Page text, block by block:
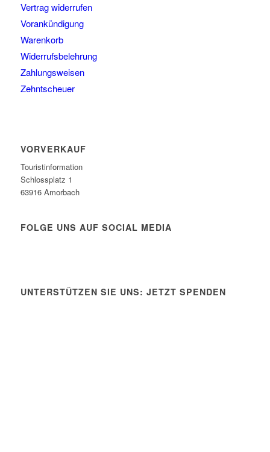
Vertrag widerrufen
Vorankündigung
Warenkorb
Widerrufsbelehrung
Zahlungsweisen
Zehntscheuer
VORVERKAUF
Touristinformation
Schlossplatz 1
63916 Amorbach
FOLGE UNS AUF SOCIAL MEDIA
UNTERSTÜTZEN SIE UNS: JETZT SPENDEN